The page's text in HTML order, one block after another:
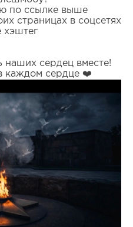
по ссылке выше
страницах в соцсетях
хэштег
сердец вместе!
в каждом сердце ❤️